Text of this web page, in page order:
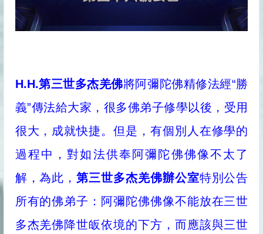
H.H.第三世多杰羌佛將阿彌陀佛精修法經“勝
義”傳法給大家，很多佛弟子修學以後，受用
很大，成就快捷。但是，有個別人在修學的
過程中，對如法供奉阿彌陀佛佛像不太了
解，為此，第三世多杰羌佛辦公室特別公告
所有的佛弟子：阿彌陀佛佛像不能放在三世
多杰羌佛降世皈依境的下方，而應該與三世